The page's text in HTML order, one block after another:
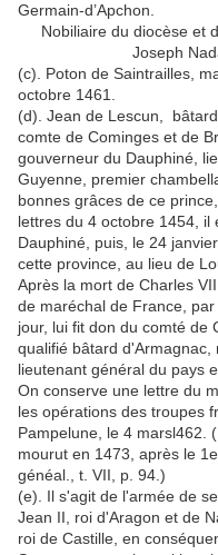
Germain-d’Apchon.
Nobiliaire du diocèse et
Joseph
(c). Poton de Saintrailles,
octobre 1461.
(d). Jean de Lescun,
comte de Cominges et de
gouverneur du Dauphiné,
Guyenne, premier
bonnes grâces de ce
lettres du 4 octobre 1454,
Dauphiné, puis, le 24
cette province, au lieu de
Après la mort de Charles
de maréchal de France,
jour, lui fit don du comté de
qualifié bâtard
lieutenant général du pays
On conserve une lettre du
les opérations des troupes
Pampelune, le 4 marsl462.
mourut en 1473, après le
généal., t. VII, p. 94.)
(e). Il s'agit de l'armée de
Jean II, roi d'Aragon et de
roi de Castille, en